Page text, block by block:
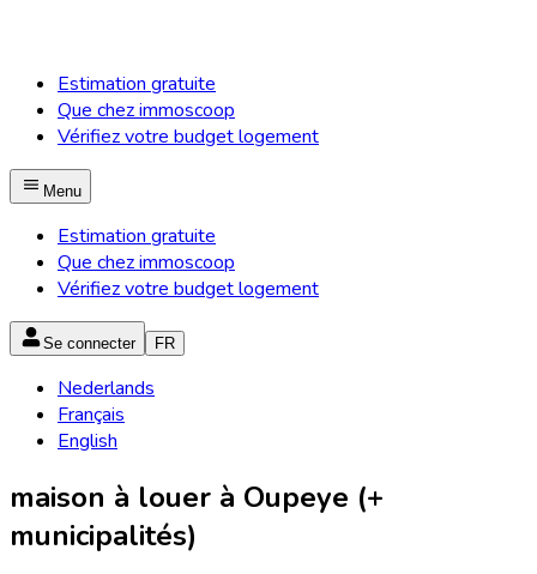
Estimation gratuite
Que chez immoscoop
Vérifiez votre budget logement
Menu
Estimation gratuite
Que chez immoscoop
Vérifiez votre budget logement
Se connecter FR
Nederlands
Français
English
maison à louer à Oupeye (+
municipalités)